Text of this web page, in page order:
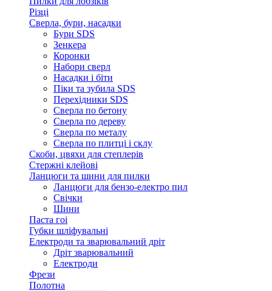
Різці
Сверла, бури, насадки
Бури SDS
Зенкера
Коронки
Набори сверл
Насадки і біти
Піки та зубила SDS
Перехідники SDS
Сверла по бетону
Сверла по дереву
Сверла по металу
Сверла по плитці і склу
Скоби, цвяхи для степлерів
Стержні клейові
Ланцюги та шини для пилки
Ланцюги для бензо-електро пил
Свічки
Шини
Паста гоі
Губки шліфувальні
Електроди та зварювальний дріт
Дріт зварювальний
Електроди
Фрези
Полотна